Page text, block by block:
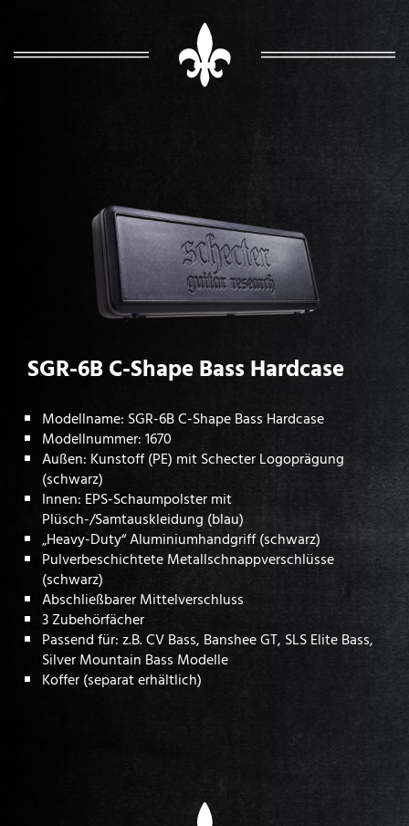
SGR-6B C-Shape Bass Hardcase
Modellname: SGR-6B C-Shape Bass Hardcase
Modellnummer: 1670
Außen: Kunstoff (PE) mit Schecter Logoprägung
(schwarz)
Innen: EPS-Schaumpolster mit
Plüsch-/Samtauskleidung (blau)
„Heavy-Duty“ Aluminiumhandgriff (schwarz)
Pulverbeschichtete Metallschnappverschlüsse
(schwarz)
Abschließbarer Mittelverschluss
3 Zubehörfächer
Passend für: z.B. CV Bass, Banshee GT, SLS Elite Bass,
Silver Mountain Bass Modelle
Koffer (separat erhältlich)